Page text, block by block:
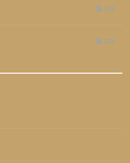
236
235